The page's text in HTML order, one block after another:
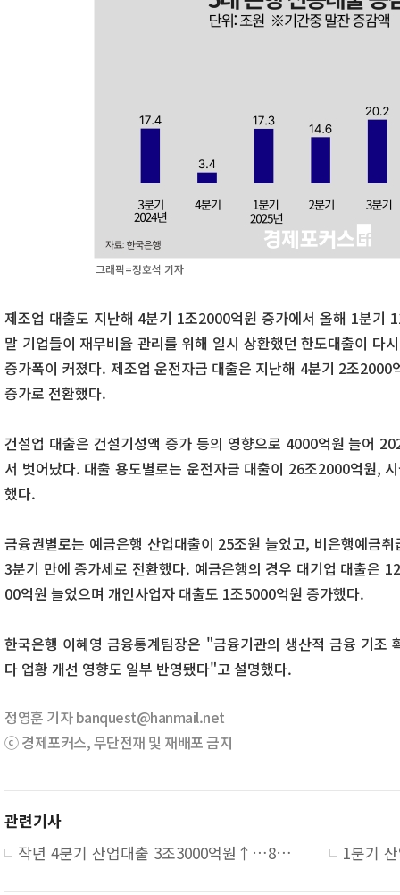
그래픽=정호석 기자
제조업 대출도 지난해 4분기 1조2000억원 증가에서 올해 1분기
말 기업들이 재무비율 관리를 위해 일시 상환했던 한도대출이 다
증가폭이 커졌다. 제조업 운전자금 대출은 지난해 4분기 2조
증가로 전환했다.
건설업 대출은 건설기성액 증가 등의 영향으로 4000억원 늘어
서 벗어났다. 대출 용도별로는 운전자금 대출이 26조2000억원,
했다.
금융권별로는 예금은행 산업대출이 25조원 늘었고, 비은행예금
3분기 만에 증가세로 전환했다. 예금은행의 경우 대기업 대출은
00억원 늘었으며 개인사업자 대출도 1조5000억원 증가했다.
한국은행 이혜영 금융통계팀장은 "금융기관의 생산적 금융 기조
다 업황 개선 영향도 일부 반영됐다"고 설명했다.
정영훈 기자 banquest@hanmail.net
ⓒ 경제포커스, 무단전재 및 재배포 금지
관련기사
작년 4분기 산업대출 3조3000억원↑…8년 만에 최소 증가